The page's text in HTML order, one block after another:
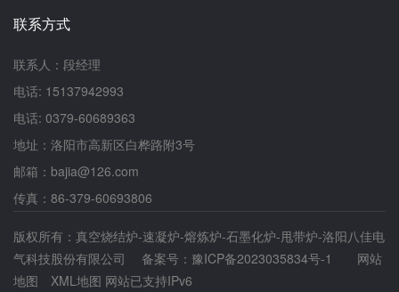
联系方式
联系人：段经理
电话: 15137942993
电话: 0379-60689363
地址：洛阳市高新区白桦路附3号
邮箱：bajia@126.com
传真：86-379-60693806
版权所有：真空烧结炉-速凝炉-熔炼炉-石墨化炉-甩带炉-洛阳八佳电
气科技股份有限公司 备案号： 豫ICP备2023035834号-1
网站
地图
XML地图 网站已支持IPv6